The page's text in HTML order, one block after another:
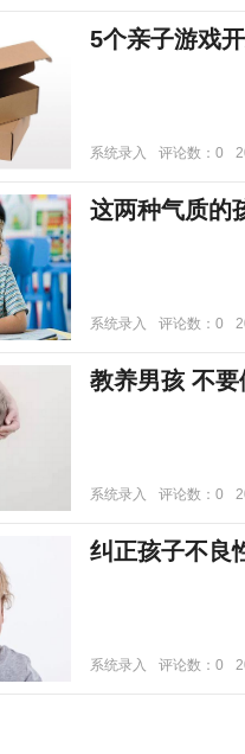
5个亲子游戏
系统录入 评论数：0
这两种气质的
系统录入 评论数：0
教养男孩 不
系统录入 评论数：0
纠正孩子不良
系统录入 评论数：0